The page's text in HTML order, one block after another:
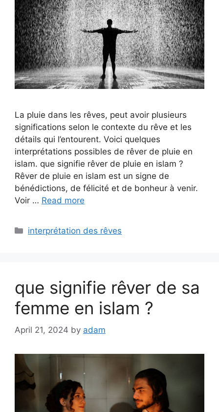
La pluie dans les rêves, peut avoir plusieurs
significations selon le contexte du rêve et les
détails qui l’entourent. Voici quelques
interprétations possibles de rêver de pluie en
islam. que signifie rêver de pluie en islam ?
Rêver de pluie en islam est un signe de
bénédictions, de félicité et de bonheur à venir.
Voir … Read more
Categories
interprétation des rêves
que signifie rêver de sa
femme en islam ?
April 21, 2024 by adam